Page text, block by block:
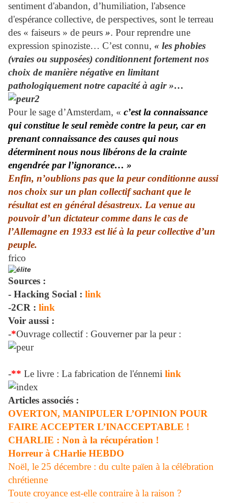
sentiment d'abandon, d’humiliation, l'absence
d'espérance collective, de perspectives, sont le terreau
des « faiseurs » de peurs ». Pour reprendre une
expression spinoziste… C’est connu, « les phobies
(vraies ou supposées) conditionnent fortement nos
choix de manière négative en limitant
pathologiquement notre capacité à agir »…
Pour le sage d’Amsterdam, « c’est la connaissance
qui constitue le seul remède contre la peur, car en
prenant connaissance des causes qui nous
déterminent nous nous libérons de la crainte
engendrée par l’ignorance… »
Enfin, n’oublions pas que la peur conditionne aussi
nos choix sur un plan collectif sachant que le
résultat est en général désastreux. La venue au
pouvoir d’un dictateur comme dans le cas de
l’Allemagne en 1933 est lié à la peur collective d’un
peuple.
frico
Sources :
- Hacking Social : link
-2CR : link
Voir aussi :
-*Ouvrage collectif : Gouverner par la peur :
-** Le livre : La fabrication de l'énnemi link
Articles associés :
OVERTON, MANIPULER L’OPINION POUR
FAIRE ACCEPTER L’INACCEPTABLE !
CHARLIE : Non à la récupération !
Horreur à CHarlie HEBDO
Noël, le 25 décembre : du culte païen à la célébration
chrétienne
Toute croyance est-elle contraire à la raison ?